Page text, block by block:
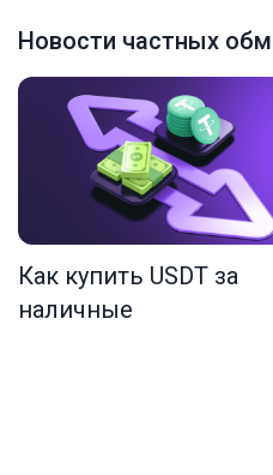
Новости частных
Как купить USDT за
наличные